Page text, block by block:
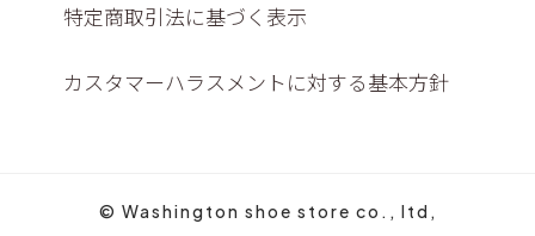
特定商取引法に基づく表示
カスタマーハラスメントに対する基本方針
© Washington shoe store co., ltd,